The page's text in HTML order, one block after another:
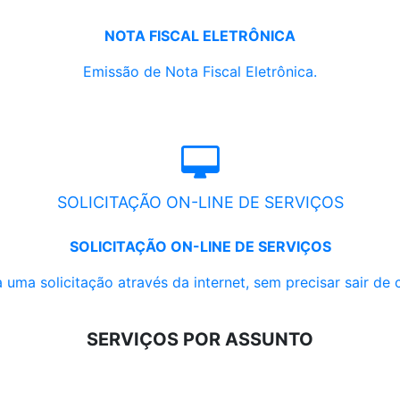
NOTA FISCAL ELETRÔNICA
Emissão de Nota Fiscal Eletrônica.
SOLICITAÇÃO ON-LINE DE SERVIÇOS
SOLICITAÇÃO ON-LINE DE SERVIÇOS
uma solicitação através da internet, sem precisar sair de
SERVIÇOS POR ASSUNTO